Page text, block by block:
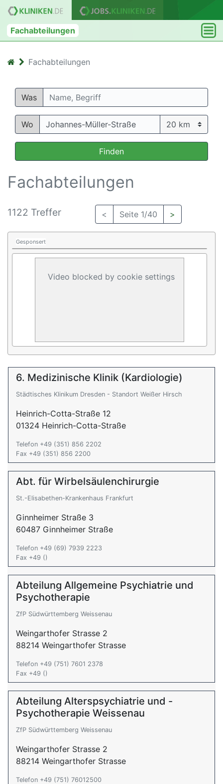
Fachabteilungen
Fachabteilungen
Was
Wo
Finden
Fachabteilungen
1122 Treffer < Seite 1/40 >
Gesponsert
Video blocked by cookie settings
6. Medizinische Klinik (Kardiologie)
Städtisches Klinikum Dresden - Standort Weißer Hirsch
Heinrich-Cotta-Straße 12
01324 Heinrich-Cotta-Straße
Telefon +49 (351) 856 2202
Fax +49 (351) 856 2200
Abt. für Wirbelsäulenchirurgie
St.-Elisabethen-Krankenhaus Frankfurt
Ginnheimer Straße 3
60487 Ginnheimer Straße
Telefon +49 (69) 7939 2223
Fax +49 ()
Abteilung Allgemeine Psychiatrie und
Psychotherapie
ZfP Südwürttemberg Weissenau
Weingarthofer Strasse 2
88214 Weingarthofer Strasse
Telefon +49 (751) 7601 2378
Fax +49 ()
Abteilung Alterspsychiatrie und -
Psychotherapie Weissenau
ZfP Südwürttemberg Weissenau
Weingarthofer Strasse 2
88214 Weingarthofer Strasse
Telefon +49 (751) 76012500